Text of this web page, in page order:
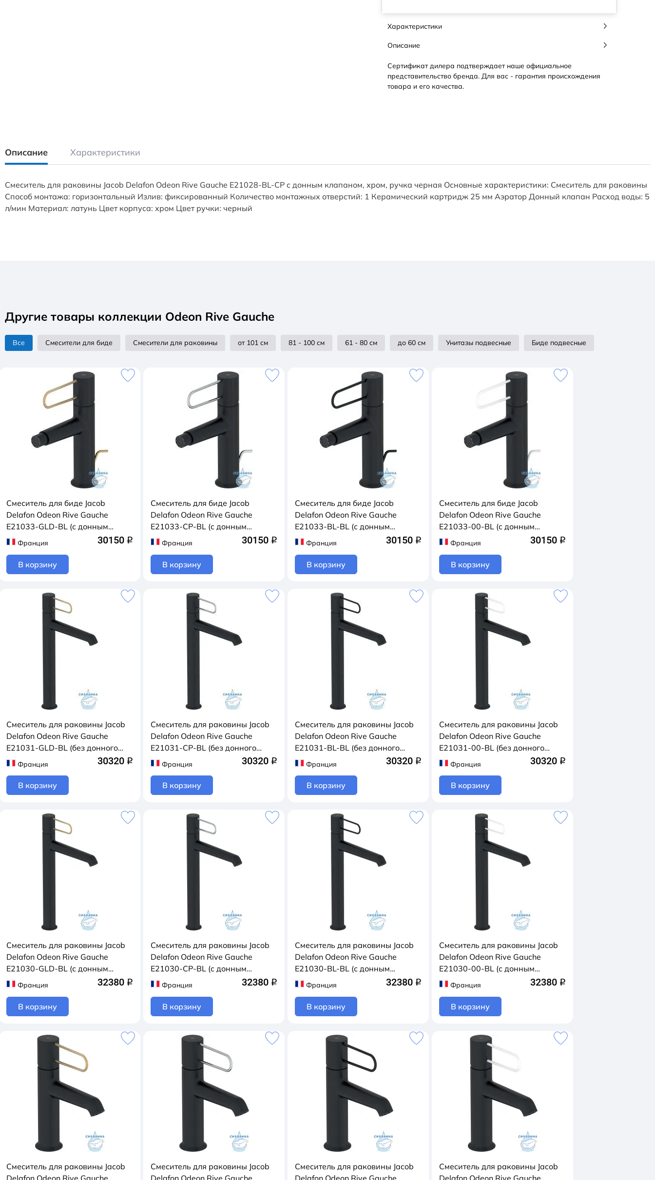
Характеристики
Описание
Сертификат дилера подтверждает наше официальное
представительство бренда. Для вас - гарантия происхождения
товара и его качества.
Описание Характеристики
Смеситель для раковины Jacob Delafon Odeon Rive Gauche E21028-BL-CP с донным клапаном, хром, ручка черная Основные характеристики: Смеситель для раковины
Способ монтажа: горизонтальный Излив: фиксированный Количество монтажных отверстий: 1 Керамический картридж 25 мм Аэратор Донный клапан Расход воды: 5
л/мин Материал: латунь Цвет корпуса: хром Цвет ручки: черный
Другие товары коллекции Odeon Rive Gauche
Все Смесители для биде Смесители для раковины от 101 см 81 - 100 см 61 - 80 см до 60 см Унитазы подвесные Биде подвесные
Смеситель для биде Jacob
Delafon Odeon Rive Gauche
E21033-GLD-BL (с донным
клапаном) (черный/золото)
Франция 30150 q
В корзину
Смеситель для биде Jacob
Delafon Odeon Rive Gauche
E21033-CP-BL (с донным
клапаном) (черный/хром)
Франция 30150 q
В корзину
Смеситель для биде Jacob
Delafon Odeon Rive Gauche
E21033-BL-BL (с донным
клапаном) (черный матовый)
Франция 30150 q
В корзину
Смеситель для биде Jacob
Delafon Odeon Rive Gauche
E21033-00-BL (с донным
клапаном) (черный/белый)
Франция 30150 q
В корзину
Смеситель для раковины Jacob
Delafon Odeon Rive Gauche
E21031-GLD-BL (без донного
клапана) (черный/золото)
Франция 30320 q
В корзину
Смеситель для раковины Jacob
Delafon Odeon Rive Gauche
E21031-CP-BL (без донного
клапана) (черный/хром)
Франция 30320 q
В корзину
Смеситель для раковины Jacob
Delafon Odeon Rive Gauche
E21031-BL-BL (без донного
клапана) (черный матовый)
Франция 30320 q
В корзину
Смеситель для раковины Jacob
Delafon Odeon Rive Gauche
E21031-00-BL (без донного
клапана) (черный/белый)
Франция 30320 q
В корзину
Смеситель для раковины Jacob
Delafon Odeon Rive Gauche
E21030-GLD-BL (с донным
клапаном) (черный/золото)
Франция 32380 q
В корзину
Смеситель для раковины Jacob
Delafon Odeon Rive Gauche
E21030-CP-BL (с донным
клапаном) (черный/хром)
Франция 32380 q
В корзину
Смеситель для раковины Jacob
Delafon Odeon Rive Gauche
E21030-BL-BL (с донным
клапаном) (черный матовый)
Франция 32380 q
В корзину
Смеситель для раковины Jacob
Delafon Odeon Rive Gauche
E21030-00-BL (с донным
клапаном) (черный/белый)
Франция 32380 q
В корзину
Смеситель для раковины Jacob
Delafon Odeon Rive Gauche
Смеситель для раковины Jacob
Delafon Odeon Rive Gauche
Смеситель для раковины Jacob
Delafon Odeon Rive Gauche
Смеситель для раковины Jacob
Delafon Odeon Rive Gauche